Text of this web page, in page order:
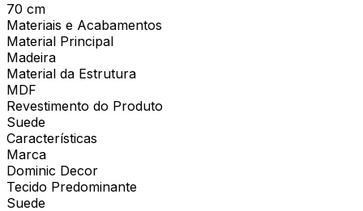
70 cm
Materiais e Acabamentos
Material Principal
Madeira
Material da Estrutura
MDF
Revestimento do Produto
Suede
Características
Marca
Dominic Decor
Tecido Predominante
Suede